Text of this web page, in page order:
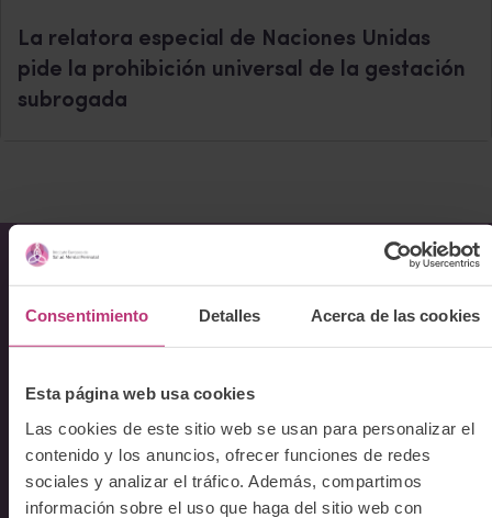
Consentimiento Detalles Acerca de las cookies
Esta página web usa cookies
Las cookies de este sitio web se usan para personalizar el
contenido y los anuncios, ofrecer funciones de redes
sociales y analizar el tráfico. Además, compartimos
información sobre el uso que haga del sitio web con
La relatora especial de Naciones Unidas
pide la prohibición universal de la gestación
subrogada
Acerca del Instituto
Preguntas frecuentes
Cursos